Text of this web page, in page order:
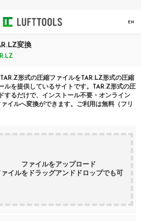
EN
変換
TAR.Z形式の圧縮ファイルをTAR.LZ形式の圧縮
ルを提供しているサイトです。 TAR.Z形式の圧
するだけで、インストール不要・オンライン
イルへ変換ができます。ご利用は無料（フリ
ファイルをアップロード
ァイルをドラッグアンドドロップでも可